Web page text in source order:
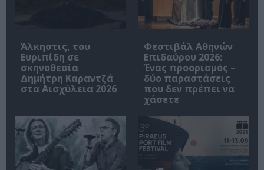
Άλκηστις, του
Ευριπίδη σε
σκηνοθεσία
Δημήτρη Καραντζά
στα Αισχύλεια 2026
Φεστιβάλ Αθηνών
Επιδαύρου 2026:
Ένας προορισμός –
δύο παραστάσεις
που δεν πρέπει να
χάσετε